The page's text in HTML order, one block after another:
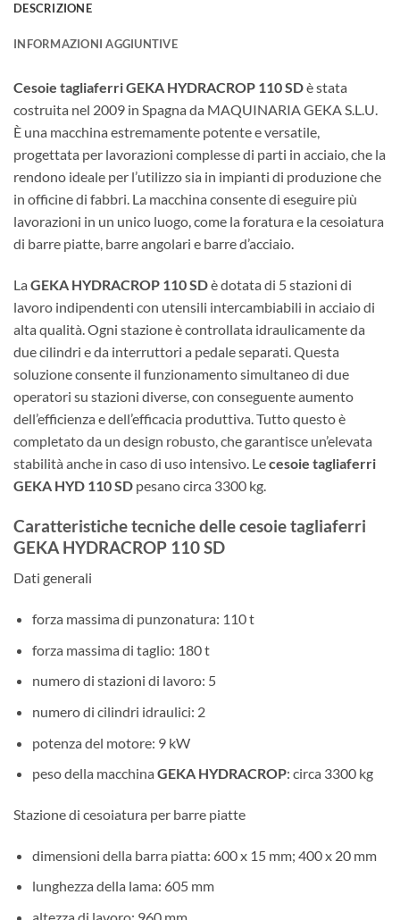
DESCRIZIONE
INFORMAZIONI AGGIUNTIVE
Cesoie tagliaferri GEKA HYDRACROP 110 SDè stata
costruita nel 2009 in Spagna da MAQUINARIA GEKA S.L.U.
È una macchina estremamente potente e versatile,
progettata per lavorazioni complesse di parti in acciaio, che la
rendono ideale per l’utilizzo sia in impianti di produzione che
in officine di fabbri. La macchina consente di eseguire più
lavorazioni in un unico luogo, come la foratura e la cesoiatura
di barre piatte, barre angolari e barre d’acciaio.
La GEKA HYDRACROP 110 SDè dotata di 5 stazioni di
lavoro indipendenti con utensili intercambiabili in acciaio di
alta qualità. Ogni stazione è controllata idraulicamente da
due cilindri e da interruttori a pedale separati. Questa
soluzione consente il funzionamento simultaneo di due
operatori su stazioni diverse, con conseguente aumento
dell’efficienza e dell’efficacia produttiva. Tutto questo è
completato da un design robusto, che garantisce un’elevata
stabilità anche in caso di uso intensivo. Lecesoie tagliaferri
GEKA HYD 110 SD pesano circa 3300 kg.
Caratteristiche tecniche delle cesoie tagliaferri
GEKA HYDRACROP 110 SD
Dati generali
forza massima di punzonatura: 110 t
forza massima di taglio: 180 t
numero di stazioni di lavoro: 5
numero di cilindri idraulici: 2
potenza del motore: 9 kW
peso della macchina GEKA HYDRACROP: circa 3300 kg
Stazione di cesoiatura per barre piatte
dimensioni della barra piatta: 600 x 15 mm; 400 x 20 mm
lunghezza della lama: 605 mm